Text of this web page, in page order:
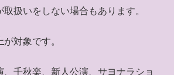
取扱いをしない場合もあります。
が対象です。
、千秋楽、新人公演、サヨナラショ